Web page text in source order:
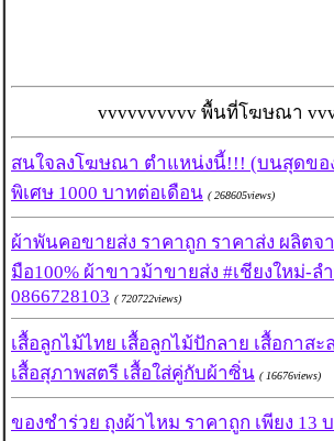
vvvvvvvvvv พื้นที่โฆษณา
สนใจลงโฆษณา ตำแหน่งนี้!!! (บนสุดขอ
พิเศษ 1000 บาทต่อเดือน ( 268605views)
ผ้าพันคอขายส่ง ราคาถูก ราคาส่ง ผลิตจ
มือ100% ผ้าขาวม้าขายส่ง #เชียงใหม่-ล
0866728103 ( 720722views)
เสื้อลูกไม้ไทย เสื้อลูกไม้ปักลาย เสื้อกาสะ
เสื้อสุภาพสตรี เสื้อใส่คู่กับผ้าซิ่น ( 16676views)
ของชำร่วย ถุงผ้าไหม ราคาถูก เพียง 13